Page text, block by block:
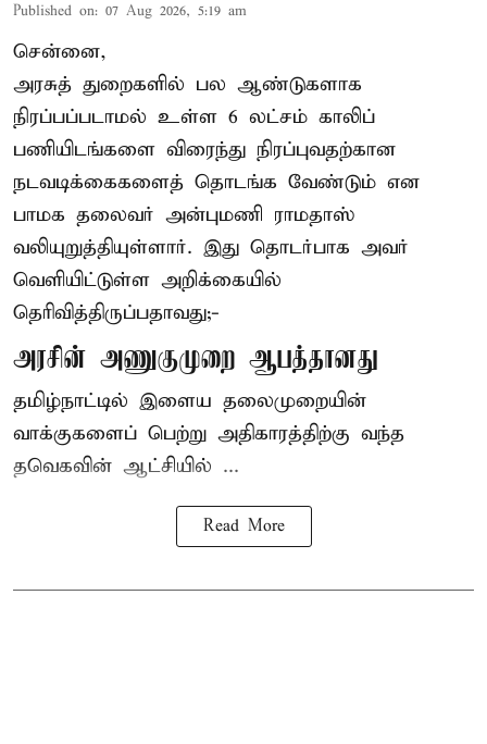
Published on: 07 Aug 2026, 5:19 am
சென்னை,
அரசுத் துறைகளில் பல ஆண்டுகளாக
நிரப்பப்படாமல் உள்ள 6 லட்சம் காலிப்
பணியிடங்களை விரைந்து நிரப்புவதற்கான
நடவடிக்கைகளைத் தொடங்க வேண்டும் என
பாமக தலைவர் அன்புமணி ராமதாஸ்
வலியுறுத்தியுள்ளார். இது தொடர்பாக அவர்
வெளியிட்டுள்ள அறிக்கையில்
தெரிவித்திருப்பதாவது;-
அரசின் அணுகுமுறை ஆபத்தானது
தமிழ்நாட்டில் இளைய தலைமுறையின்
வாக்குகளைப் பெற்று அதிகாரத்திற்கு வந்த
தவெகவின் ஆட்சியில் ...
Read More